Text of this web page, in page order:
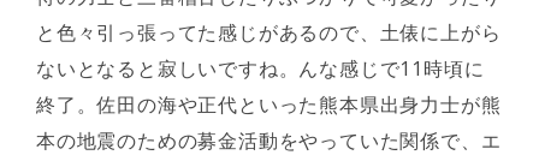
と色々引っ張ってた感じがあるので、土俵に上がら
ないとなると寂しいですね。んな感じで11時頃に
終了。佐田の海や正代といった熊本県出身力士が熊
本の地震のための募金活動をやっていた関係で、エ